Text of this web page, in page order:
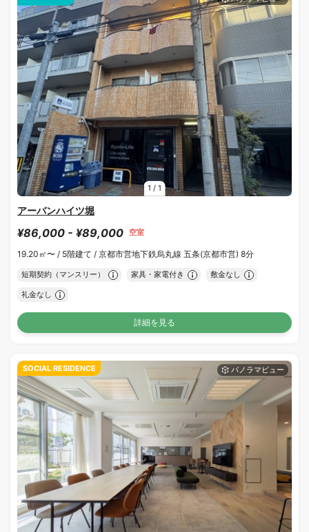
1 / 1
アーバンハイツ堀
¥86,000 - ¥89,000 空室
19.20㎡〜 / 5階建て / 京都市営地下鉄烏丸線 五条(京都市営) 8分
短期契約（マンスリー） 家具・家電付き 敷金なし
礼金なし
詳細を見る
SOCIAL RESIDENCE